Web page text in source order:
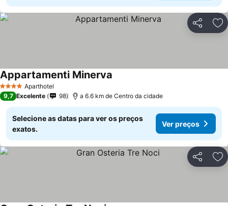
Partilhar
4 EstrelasAparthotel
Appartamenti Minerva
9,7 Excelente 98 a 6.6 km de Centro da cidade
Selecione as datas para ver os preços
exatos.
Ver preços
Partilhar